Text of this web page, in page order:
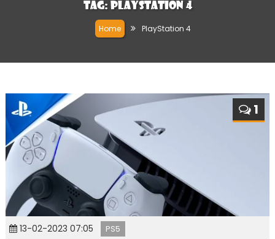
Tag: PlayStation 4
Home PlayStation 4
1
13-02-2023 07:05 PS5